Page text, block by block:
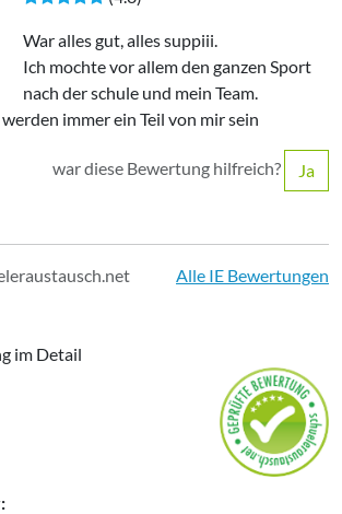
War alles gut, alles suppiii.
Ich mochte vor allem den ganzen Sport
nach der schule und mein Team.
immer ein Teil von mir sein
war diese Bewertung hilfreich? Ja
Alle IE Bewertungen
im Detail